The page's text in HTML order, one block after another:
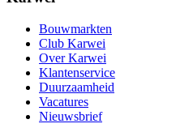
Bouwmarkten
Club Karwei
Over Karwei
Klantenservice
Duurzaamheid
Vacatures
Nieuwsbrief